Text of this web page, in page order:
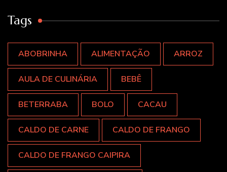
Tags
ABOBRINHA ALIMENTAÇÃO ARROZ
AULA DE CULINÁRIA BEBÊ
BETERRABA BOLO CACAU
CALDO DE CARNE CALDO DE FRANGO
CALDO DE FRANGO CAIPIRA